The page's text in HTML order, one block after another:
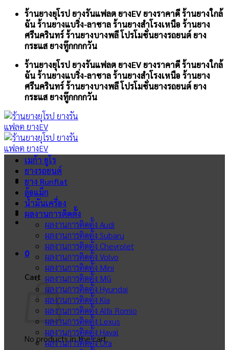
Skip
content
ร้านยางยุโรป ยางรันแฟลต ยางEV ยางราคาดี ร้านยางใกล้
ฉัน ร้านยางแบริ่ง-ลาซาล ร้านยางสำโรงเหนือ ร้านยาง
ศรีนครินทร์ ร้านยางบางพลี โปรโมชั่นยางรถยนต์ ยาง
กระแส ยางทู๊กกกกวัน
ร้านยางยุโรป ยางรันแฟลต ยางEV ยางราคาดี ร้านยางใกล้
ฉัน ร้านยางแบริ่ง-ลาซาล ร้านยางสำโรงเหนือ ร้านยาง
ศรีนครินทร์ ร้านยางบางพลี โปรโมชั่นยางรถยนต์ ยาง
กระแส ยางทู๊กกกกวัน
0
Cart
No products in the cart.
เมก้า ยูโร
ยางรถยนต์
ยาง Runflat
ล้อแม็ก
น้ำมันเครื่อง
ผลงานการติดตั้ง
ผลงานการติดตั้ง Audi
ผลงานการติดตั้ง Subaru
ผลงานการติดตั้ง Chevrolet
ผลงานการติดตั้ง Volvo
ผลงานการติดตั้ง Mini
ผลงานการติดตั้ง MG
ผลงานการติดตั้ง Hyundai
ผลงานการติดตั้ง Kia
ผลงานการติดตั้ง Alfa Romio
ผลงานการติดตั้ง Lexus
ผลงานการติดตั้ง Haval
ผลงานการติดตั้ง Ora